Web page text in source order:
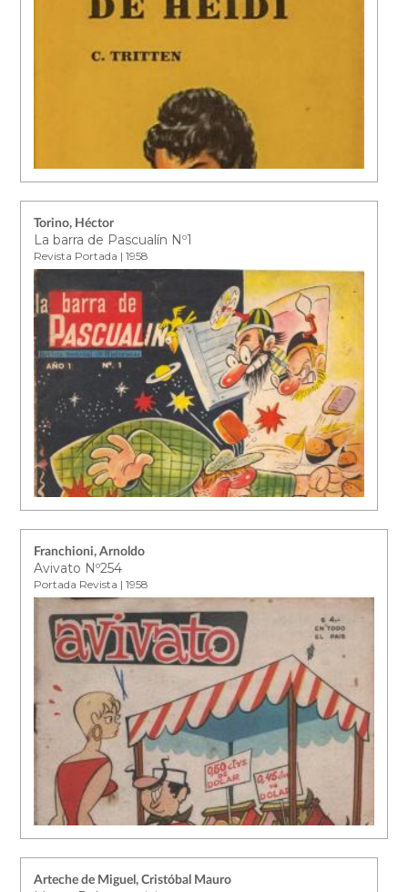
Torino, Héctor
La barra de Pascualín Nº1
Revista Portada | 1958
Franchioni, Arnoldo
Avivato Nº254
Portada Revista | 1958
Arteche de Miguel, Cristóbal Mauro